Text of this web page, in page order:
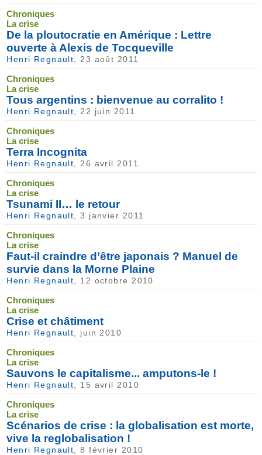
Chroniques
La crise
De la ploutocratie en Amérique : Lettre
ouverte à Alexis de Tocqueville
Henri Regnault, 23 août 2011
Chroniques
La crise
Tous argentins : bienvenue au corralito !
Henri Regnault , 22 juin 2011
Chroniques
La crise
Terra Incognita
Henri Regnault , 26 avril 2011
Chroniques
La crise
Tsunami II… le retour
Henri Regnault , 3 janvier 2011
Chroniques
La crise
Faut-il craindre d’être japonais ? Manuel de
survie dans la Morne Plaine
Henri Regnault , 12 octobre 2010
Chroniques
La crise
Crise et châtiment
Henri Regnault , juin 2010
Chroniques
La crise
Sauvons le capitalisme... amputons-le !
Henri Regnault , 15 avril 2010
Chroniques
La crise
Scénarios de crise : la globalisation est morte,
vive la reglobalisation !
Henri Regnault , 8 février 2010